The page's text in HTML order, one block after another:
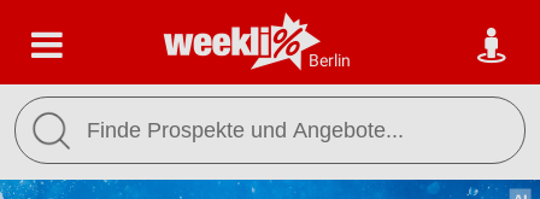
Berlin